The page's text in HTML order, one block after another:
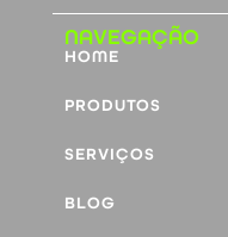
NAVEGAÇÃO
HOME
PRODUTOS
SERVIÇOS
BLOG